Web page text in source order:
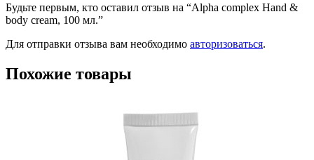
Будьте первым, кто оставил отзыв на “Alpha complex Hand &
body cream, 100 мл.”
Для отправки отзыва вам необходимо авторизоваться.
Похожие товары